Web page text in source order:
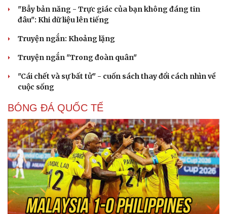
"Bẫy bản năng - Trực giác của bạn không đáng tin
đâu": Khi dữ liệu lên tiếng
Truyện ngắn: Khoảng lặng
Truyện ngắn "Trong đoàn quân"
"Cái chết và sự bất tử" - cuốn sách thay đổi cách nhìn về
cuộc sống
BÓNG ĐÁ QUỐC TẾ